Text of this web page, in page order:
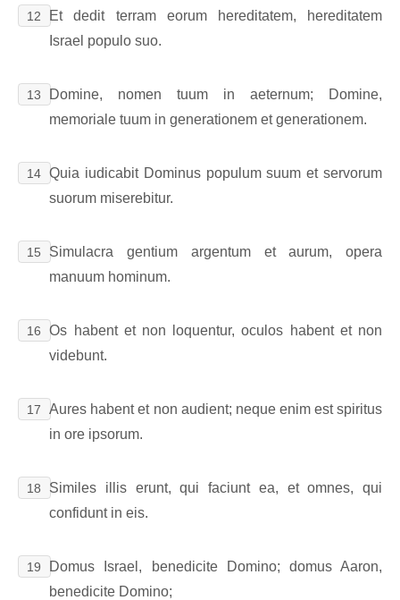
12
Et dedit terram eorum hereditatem, hereditatem
Israel populo suo.
13
Domine, nomen tuum in aeternum; Domine,
memoriale tuum in generationem et generationem.
14 Quia iudicabit Dominus populum suum et servorum
suorum miserebitur.
15
Simulacra gentium argentum et aurum, opera
manuum hominum.
16
Os habent et non loquentur, oculos habent et non
videbunt.
17
Aures habent et non audient; neque enim est spiritus
in ore ipsorum.
18
Similes illis erunt, qui faciunt ea, et omnes, qui
confidunt in eis.
19
Domus Israel, benedicite Domino; domus Aaron,
benedicite Domino;